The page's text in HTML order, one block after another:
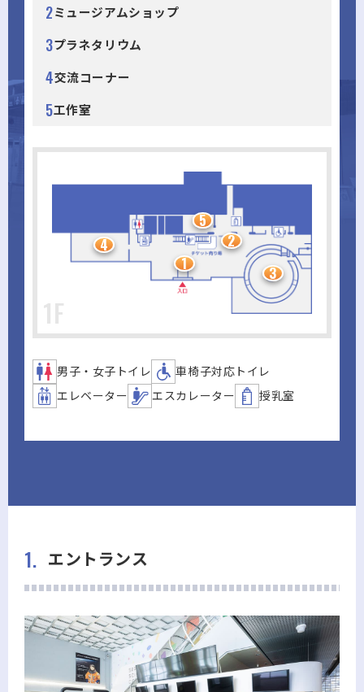
2ミュージアムショップ
3プラネタリウム
4交流コーナー
5工作室
1
2
3
4
5
1F
男子・女子トイレ
車椅子対応トイレ
エレベーター
エスカレーター 授乳室
1. エントランス